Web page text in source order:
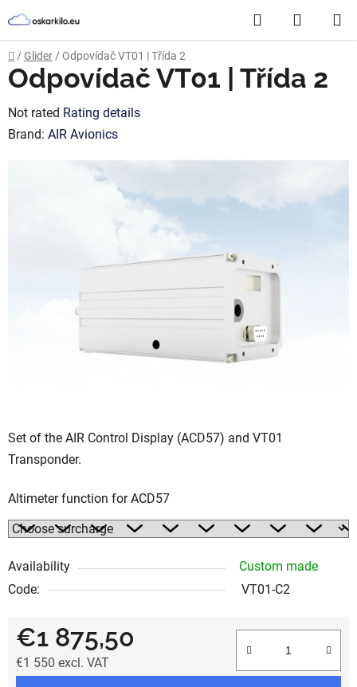
to
content
Search
CART
Home
/ Glider / Odpovídač VT01 | Třída 2
Set of the AIR Control Display (ACD57) and VT01
Transponder.
Altimeter function for ACD57
Availability
Custom made
Code:
VT01-C2
€1 875,50
€1 550 excl. VAT
Odpovídač VT01 | Třída 2
The
average
Not rated Rating details
Brand: AIR Avionics